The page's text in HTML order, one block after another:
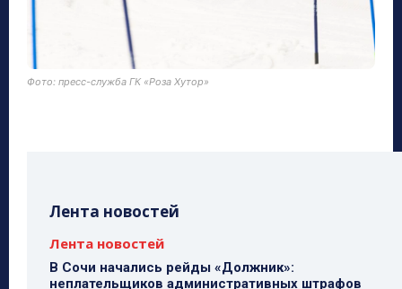
Фото: пресс-служба ГК «Роза Хутор»
Лента новостей
Лента новостей
В Сочи начались рейды «Должник»:
неплательщиков административных штрафов